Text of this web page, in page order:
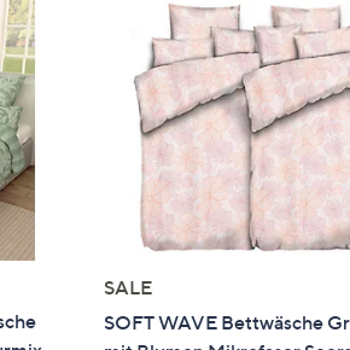
SALE
SOFT WAVE Bettwäsche